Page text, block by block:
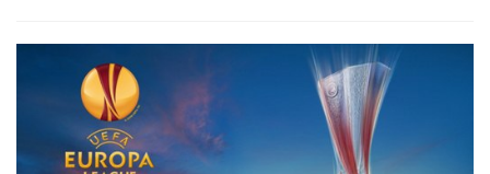
Форлан (Игнасио Камачо, 84), Серхио Агуэро (Эдуардо
Сальвио, 90+5). Главный тренер - Кике